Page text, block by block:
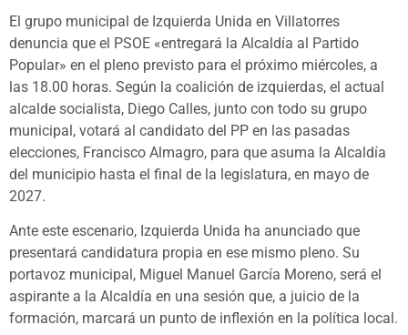
El grupo municipal de Izquierda Unida en Villatorres
denuncia que el PSOE «entregará la Alcaldía al Partido
Popular» en el pleno previsto para el próximo miércoles, a
las 18.00 horas. Según la coalición de izquierdas, el actual
alcalde socialista, Diego Calles, junto con todo su grupo
municipal, votará al candidato del PP en las pasadas
elecciones, Francisco Almagro, para que asuma la Alcaldía
del municipio hasta el final de la legislatura, en mayo de
2027.
Ante este escenario, Izquierda Unida ha anunciado que
presentará candidatura propia en ese mismo pleno. Su
portavoz municipal, Miguel Manuel García Moreno, será el
aspirante a la Alcaldía en una sesión que, a juicio de la
formación, marcará un punto de inflexión en la política local.